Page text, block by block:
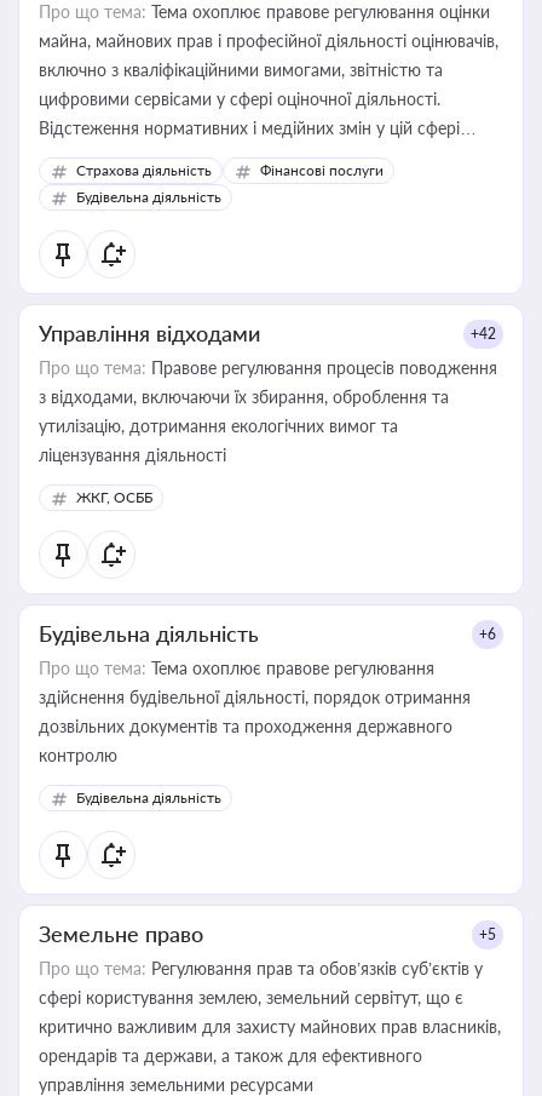
Про що тема: Тема охоплює правове регулювання оцінки
майна, майнових прав і професійної діяльності оцінювачів,
включно з кваліфікаційними вимогами, звітністю та
цифровими сервісами у сфері оціночної діяльності.
Відстеження нормативних і медійних змін у цій сфері
корисне для власника бізнесу, керівника, юриста або
бухгалтера під час оподаткування, приватизації, оренди
державного майна, корпоративних угод і перевірки
статусу суб'єктів оціночної діяльності
Страхова діяльність
Фінансові послуги
Будівельна діяльність
Управління відходами +42
Про що тема: Правове регулювання процесів поводження
з відходами, включаючи їх збирання, оброблення та
утилізацію, дотримання екологічних вимог та
ліцензування діяльності
ЖКГ, ОСББ
Будівельна діяльність +6
Про що тема: Тема охоплює правове регулювання
здійснення будівельної діяльності, порядок отримання
дозвільних документів та проходження державного
контролю
Будівельна діяльність
Земельне право +5
Про що тема: Регулювання прав та обов’язків суб’єктів у
сфері користування землею, земельний сервітут, що є
критично важливим для захисту майнових прав власників,
орендарів та держави, а також для ефективного
управління земельними ресурсами